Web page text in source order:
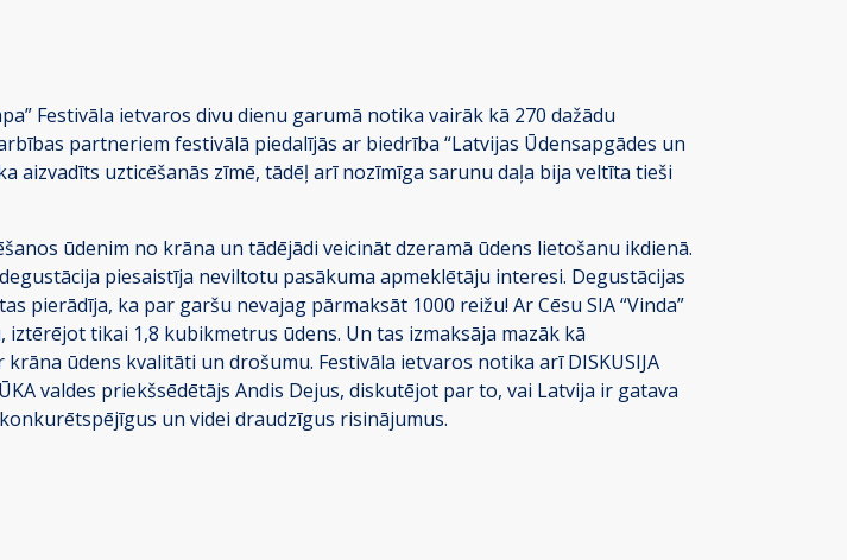
Festivāla ietvaros divu dienu garumā notika vairāk kā 270 dažādu
partneriem festivālā piedalījās ar biedrība “Latvijas Ūdensapgādes un
aizvadīts uzticēšanās zīmē, tādēļ arī nozīmīga sarunu daļa bija veltīta tieši
ūdenim no krāna un tādējādi veicināt dzeramā ūdens lietošanu ikdienā.
piesaistīja neviltotu pasākuma apmeklētāju interesi. Degustācijas
ka par garšu nevajag pārmaksāt 1000 reižu! Ar Cēsu SIA “Vinda”
tikai 1,8 kubikmetrus ūdens. Un tas izmaksāja mazāk kā
ūdens kvalitāti un drošumu. Festivāla ietvaros notika arī DISKUSIJA
valdes priekšsēdētājs Andis Dejus, diskutējot par to, vai Latvija ir gatava
un videi draudzīgus risinājumus.